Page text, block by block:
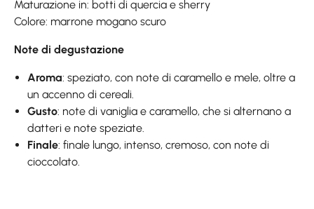
Maturazione in: botti di quercia e sherry
Colore: marrone mogano scuro
Note di degustazione
Aroma: speziato, con note di caramello e mele, oltre a
un accenno di cereali.
Gusto: note di vaniglia e caramello, che si alternano a
datteri e note speziate.
Finale: finale lungo, intenso, cremoso, con note di
cioccolato.